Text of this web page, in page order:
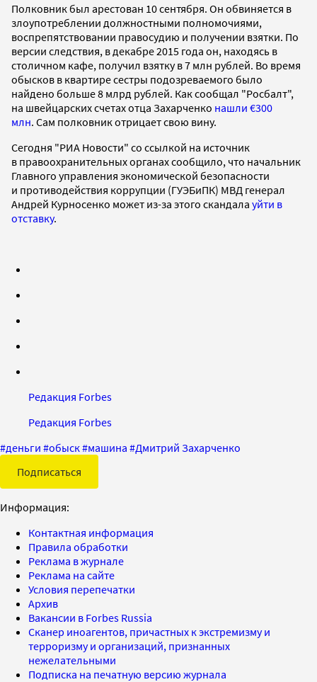
Полковник был арестован 10 сентября. Он обвиняется в
злоупотреблении должностными полномочиями,
воспрепятствовании правосудию и получении взятки. По
версии следствия, в декабре 2015 года он, находясь в
столичном кафе, получил взятку в 7 млн рублей. Во время
обысков в квартире сестры подозреваемого было
найдено больше 8 млрд рублей. Как сообщал "Росбалт",
на швейцарских счетах отца Захарченко нашли €300
млн. Сам полковник отрицает свою вину.
Сегодня "РИА Новости" со ссылкой на источник
в правоохранительных органах сообщило, что начальник
Главного управления экономической безопасности
и противодействия коррупции (ГУЭБиПК) МВД генерал
Андрей Курносенко может из-за этого скандала уйти в
отставку.
Редакция Forbes
Редакция Forbes
#деньги #обыск#машина #Дмитрий Захарченко
Подписаться
Информация:
Контактная информация
Правила обработки
Реклама в журнале
Реклама на сайте
Условия перепечатки
Архив
Вакансии в Forbes Russia
Сканер иноагентов, причастных к экстремизму и
терроризму и организаций, признанных
нежелательными
Подписка на печатную версию журнала